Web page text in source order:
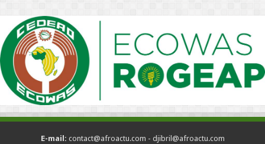
E-mail: contact@afroactu.com - djibril@afroactu.com